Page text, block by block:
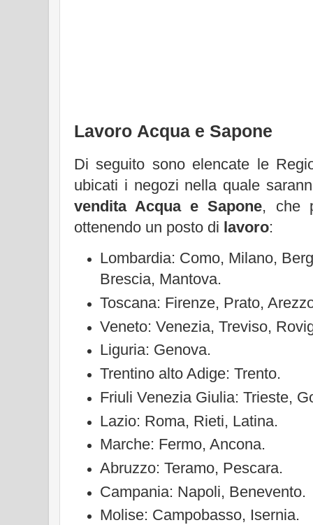
Lavoro Acqua e Sapone
Di seguito sono elencate le
ubicati i negozi nella quale
vendita Acqua e Sapone, che
ottenendo un posto di lavoro:
Lombardia: Como, Milano,
Brescia, Mantova.
Toscana: Firenze, Prato,
Veneto: Venezia, Treviso,
Liguria: Genova.
Trentino alto Adige: Trento.
Friuli Venezia Giulia: Trieste,
Lazio: Roma, Rieti, Latina.
Marche: Fermo, Ancona.
Abruzzo: Teramo, Pescara.
Campania: Napoli, Benevento.
Molise: Campobasso, Isernia.